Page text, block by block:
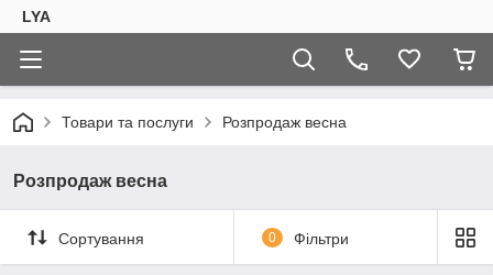
LYA
Товари та послуги Розпродаж весна
Розпродаж весна
Сортування 0 Фільтри